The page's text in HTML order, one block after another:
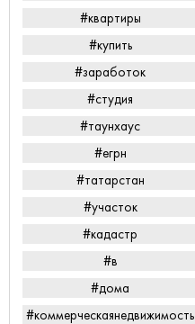
#квартиры
#купить
#заработок
#студия
#таунхаус
#егрн
#татарстан
#участок
#кадастр
#в
#дома
#коммерческаянедвижимость